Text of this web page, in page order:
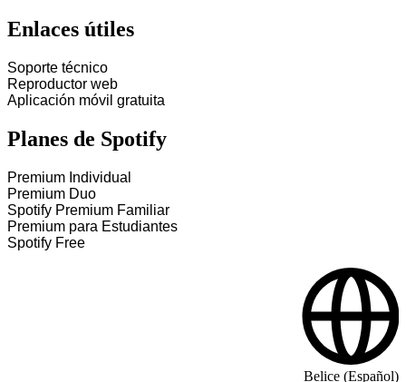
Enlaces útiles
Soporte técnico
Reproductor web
Aplicación móvil gratuita
Planes de Spotify
Premium Individual
Premium Duo
Spotify Premium Familiar
Premium para Estudiantes
Spotify Free
Belice (Español)